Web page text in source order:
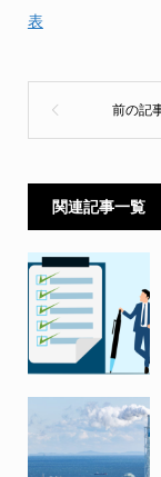
表
関連記事一覧